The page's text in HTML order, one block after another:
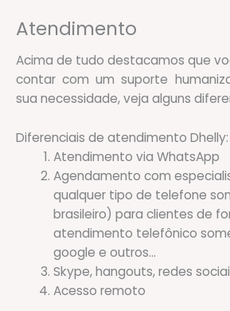
Atendimento
Acima de tudo destacamos que
contar com um suporte
sua necessidade, veja alguns
Diferenciais de atendimento Dhelly:
Atendimento via WhatsApp
Agendamento com
qualquer tipo de telefone
brasileiro) para clientes de
atendimento telefônico
google e outros…
Skype, hangouts, redes
Acesso remoto